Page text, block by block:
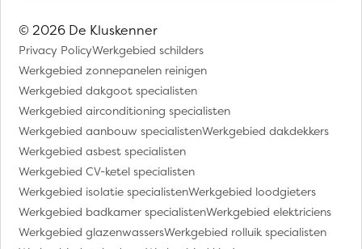
© 2026 De Kluskenner
Privacy PolicyWerkgebied schilders
Werkgebied zonnepanelen reinigen
Werkgebied dakgoot specialisten
Werkgebied airconditioning specialisten
Werkgebied aanbouw specialistenWerkgebied dakdekkers
Werkgebied asbest specialisten
Werkgebied CV-ketel specialisten
Werkgebied isolatie specialistenWerkgebied loodgieters
Werkgebied badkamer specialistenWerkgebied elektriciens
Werkgebied glazenwassersWerkgebied rolluik specialisten